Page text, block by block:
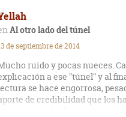
Al otro lado del túnel
de septiembre de 2014
ruido y pocas nueces.
a ese "túnel" y al
se hace engorrosa,
de credibilidad que los
propio autor. La ilusión que